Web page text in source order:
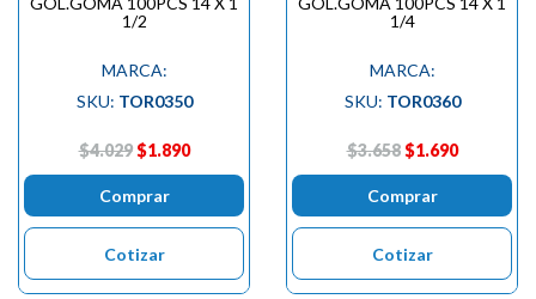
1/2
MARCA:
SKU: TOR0350
$4.029 $1.890
Comprar
Cotizar
1/4
MARCA:
SKU: TOR0360
$3.658 $1.690
Comprar
Cotizar